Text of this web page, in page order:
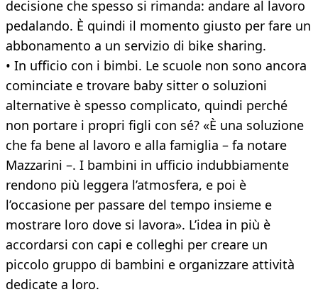
decisione che spesso si rimanda: andare al lavoro
pedalando. È quindi il momento giusto per fare un
abbonamento a un servizio di bike sharing.
• In ufficio con i bimbi. Le scuole non sono ancora
cominciate e trovare baby sitter o soluzioni
alternative è spesso complicato, quindi perché
non portare i propri figli con sé? «È una soluzione
che fa bene al lavoro e alla famiglia – fa notare
Mazzarini –. I bambini in ufficio indubbiamente
rendono più leggera l’atmosfera, e poi è
l’occasione per passare del tempo insieme e
mostrare loro dove si lavora». L’idea in più è
accordarsi con capi e colleghi per creare un
piccolo gruppo di bambini e organizzare attività
dedicate a loro.